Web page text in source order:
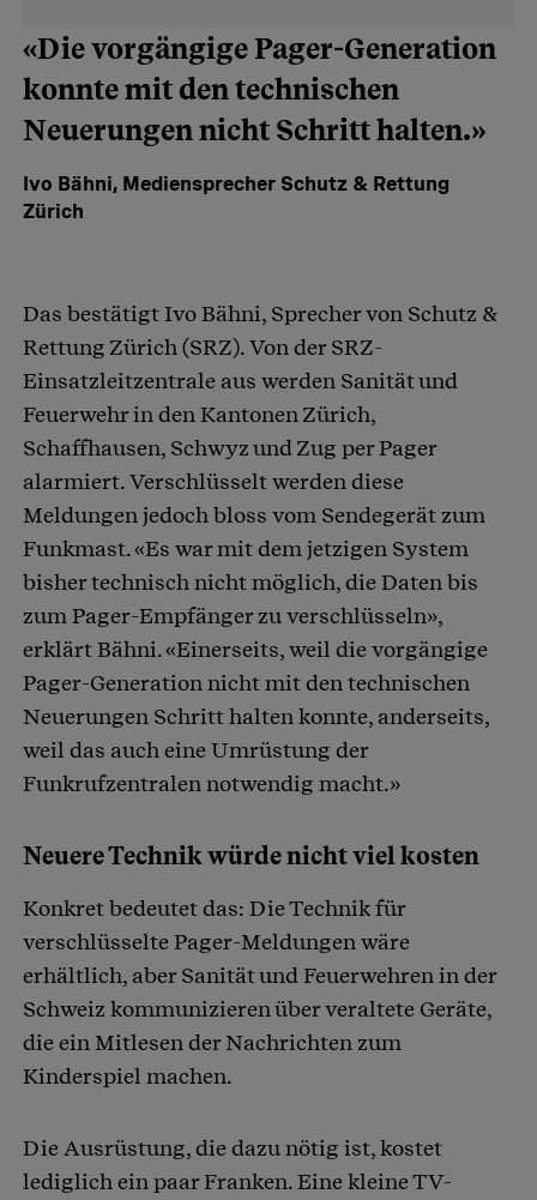
«Die vorgängige Pager-Generation
konnte mit den technischen
Neuerungen nicht Schritt halten.»
Ivo Bähni, Mediensprecher Schutz & Rettung
Zürich
Das bestätigt Ivo Bähni, Sprecher von Schutz &
Rettung Zürich (SRZ). Von der SRZ-
Einsatzleitzentrale aus werden Sanität und
Feuerwehr in den Kantonen Zürich,
Schaffhausen, Schwyz und Zug per Pager
alarmiert. Verschlüsselt werden diese
Meldungen jedoch bloss vom Sendegerät zum
Funkmast. «Es war mit dem jetzigen System
bisher technisch nicht möglich, die Daten bis
zum Pager-Empfänger zu verschlüsseln»,
erklärt Bähni. «Einerseits, weil die vorgängige
Pager-Generation nicht mit den technischen
Neuerungen Schritt halten konnte, anderseits,
weil das auch eine Umrüstung der
Funkrufzentralen notwendig macht.»
Neuere Technik würde nicht viel kosten
Konkret bedeutet das: Die Technik für
verschlüsselte Pager-Meldungen wäre
erhältlich, aber Sanität und Feuerwehren in der
Schweiz kommunizieren über veraltete Geräte,
die ein Mitlesen der Nachrichten zum
Kinderspiel machen.
Die Ausrüstung, die dazu nötig ist, kostet
lediglich ein paar Franken. Eine kleine TV-